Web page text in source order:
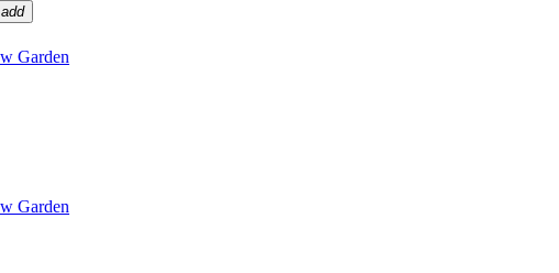
add